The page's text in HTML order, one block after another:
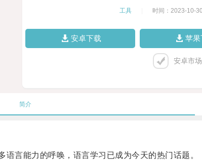
工具 时间：2023-10-30
安卓下载 苹果
安卓市
简介
言能力的呼唤，语言学习已成为今天的热门话题。